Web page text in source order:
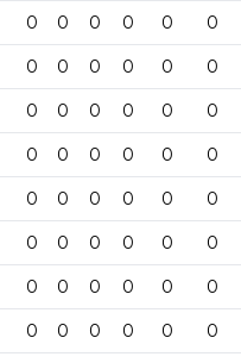
0 0 0 0 0 0
0 0 0 0 0 0
0 0 0 0 0 0
0 0 0 0 0 0
0 0 0 0 0 0
0 0 0 0 0 0
0 0 0 0 0 0
0 0 0 0 0 0